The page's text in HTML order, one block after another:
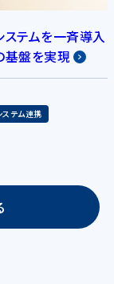
テムを一斉導入
基盤を実現
テム連携